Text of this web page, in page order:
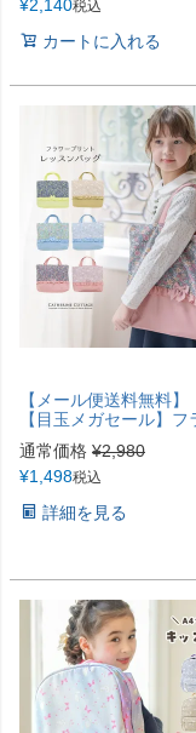
¥2,140税込
カートに入れる
【メール便送料無料】
【目玉メガセール】フラワープリント レッスンバッグ 切り替えフリルリボン 絵本バッグ スクール キャサリンコテ
通常価格 ¥2,980
¥1,498税込
詳細を見る